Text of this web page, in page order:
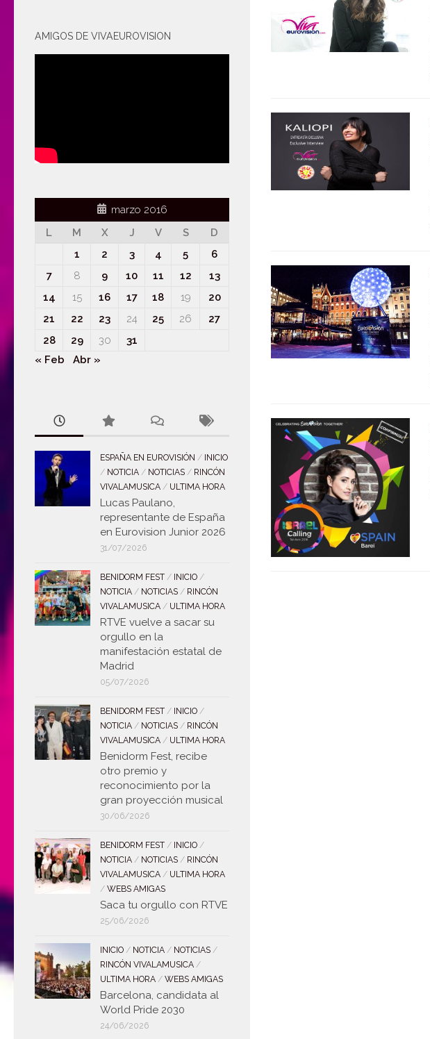
AMIGOS DE VIVAEUROVISION
marzo 2016
L
M X J V S
D
1
2 3 4 5
6
7
8 9 10 11 12
13
14
15 16 17 18 19
20
21
22 23 24 25 26
27
28
29 30
31
« Feb
Abr »
ESPAÑA EN EUROVISIÓN / INICIO
/ NOTICIA / NOTICIAS / RINCÓN
VIVALAMUSICA / ULTIMA HORA
Lucas Paulano,
representante de España
en Eurovision Junior 2026
31/07/2026
BENIDORM FEST / INICIO /
NOTICIA / NOTICIAS / RINCÓN
VIVALAMUSICA / ULTIMA HORA
RTVE vuelve a sacar su
orgullo en la
manifestación estatal de
Madrid
05/07/2026
BENIDORM FEST / INICIO /
NOTICIA / NOTICIAS / RINCÓN
VIVALAMUSICA / ULTIMA HORA
Benidorm Fest, recibe
otro premio y
reconocimiento por la
gran proyección musical
30/06/2026
BENIDORM FEST / INICIO /
NOTICIA / NOTICIAS / RINCÓN
VIVALAMUSICA / ULTIMA HORA
/ WEBS AMIGAS
Saca tu orgullo con RTVE
25/06/2026
INICIO / NOTICIA / NOTICIAS /
RINCÓN VIVALAMUSICA /
ULTIMA HORA / WEBS AMIGAS
Barcelona, candidata al
World Pride 2030
24/06/2026